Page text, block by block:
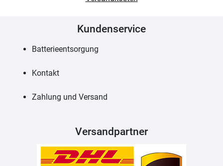
Kundenservice
Batterieentsorgung
Kontakt
Zahlung und Versand
Versandpartner